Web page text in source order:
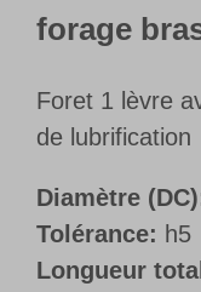
forage
Foret 1 lèvre
de lubrification
Diamètre
Tolérance: h5
Longueur